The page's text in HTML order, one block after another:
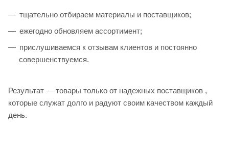
тщательно отбираем материалы и поставщиков;
ежегодно обновляем ассортимент;
прислушиваемся к отзывам клиентов и постоянно
совершенствуемся.
Результат — товары только от надежных поставщиков ,
которые служат долго и радуют своим качеством каждый
день.